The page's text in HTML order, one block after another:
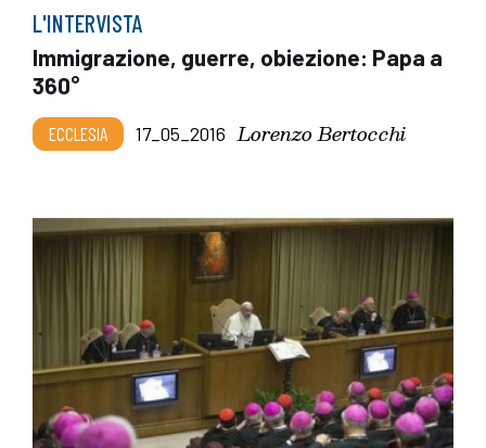
L'INTERVISTA
Immigrazione, guerre, obiezione: Papa a
360°
ECCLESIA 17_05_2016 Lorenzo Bertocchi